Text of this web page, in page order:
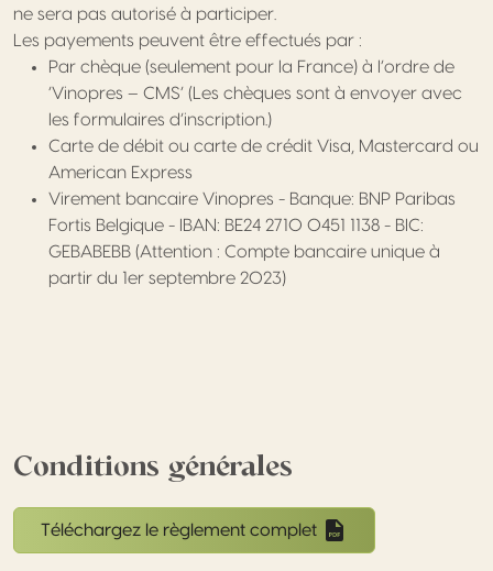
ne sera pas autorisé à participer.
Les payements peuvent être effectués par :
Par chèque (seulement pour la France) à l’ordre de
‘Vinopres – CMS’ (Les chèques sont à envoyer avec
les formulaires d’inscription.)
Carte de débit ou carte de crédit Visa, Mastercard ou
American Express
Virement bancaire Vinopres - Banque: BNP Paribas
Fortis Belgique - IBAN: BE24 2710 0451 1138 - BIC:
GEBABEBB (Attention : Compte bancaire unique à
partir du 1er septembre 2023)
Conditions générales
Téléchargez le règlement complet